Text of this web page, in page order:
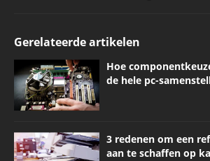
Gerelateerde artikelen
Hoe
de hele pc-
3 redenen om een
aan te schaffen op